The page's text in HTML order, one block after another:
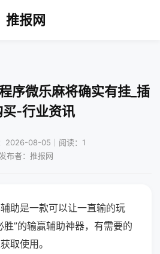
推报网
序微乐麻将确实有挂_插
买-行业资讯
2026-08-05｜阅读：1
发布者：推报网
助是一款可以让一直输的玩
胜”的输赢辅助神器，有需要的
取使用。